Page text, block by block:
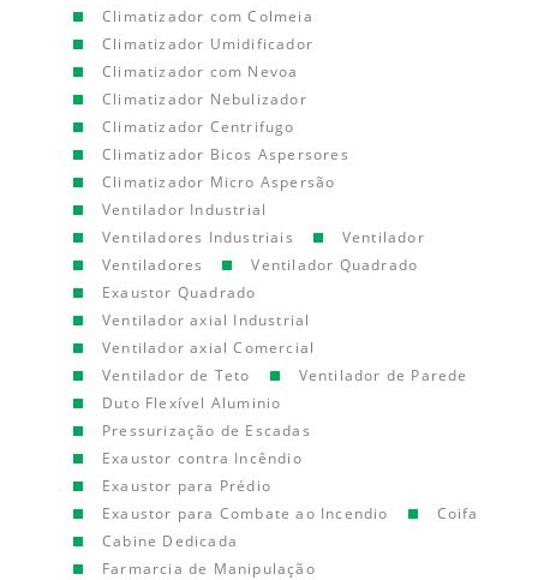
Climatizador com Colmeia
Climatizador Umidificador
Climatizador com Nevoa
Climatizador Nebulizador
Climatizador Centrifugo
Climatizador Bicos Aspersores
Climatizador Micro Aspersão
Ventilador Industrial
Ventiladores Industriais
Ventilador
Ventiladores
Ventilador Quadrado
Exaustor Quadrado
Ventilador axial Industrial
Ventilador axial Comercial
Ventilador de Teto
Ventilador de Parede
Duto Flexível Aluminio
Pressurização de Escadas
Exaustor contra Incêndio
Exaustor para Prédio
Exaustor para Combate ao Incendio
Coifa
Cabine Dedicada
Farmarcia de Manipulação